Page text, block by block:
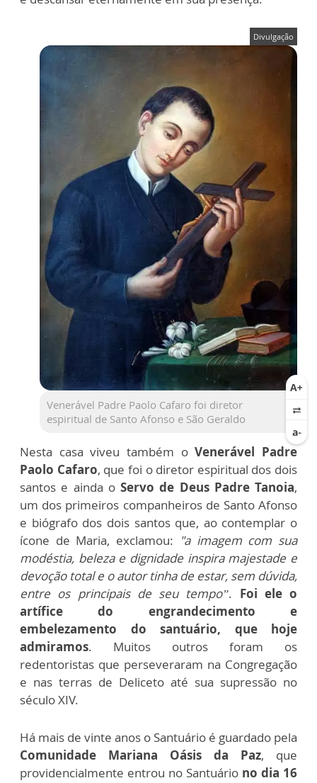
Divulgação
Venerável Padre Paolo Cafaro foi diretor
espiritual de Santo Afonso e São Geraldo
Nesta casa viveu também oVenerável Padre
Paolo Cafaro, que foi o diretor espiritual dos dois
santos e ainda o Servo de Deus Padre Tanoia,
um dos primeiros companheiros de Santo Afonso
e biógrafo dos dois santos que, ao contemplar o
ícone de Maria, exclamou: "a imagem com sua
modéstia, beleza e dignidade inspira majestade e
devoção total e o autor tinha de estar, sem dúvida,
entre os principais de seu tempo”. Foi ele o
artífice do engrandecimento e
embelezamento do santuário, que hoje
admiramos. Muitos outros foram os
redentoristas que perseveraram na Congregação
e nas terras de Deliceto até sua supressão no
século XIV.
Há mais de vinte anos o Santuário é guardado pela
Comunidade Mariana Oásis da Paz, que
providencialmente entrou no Santuário no dia 16